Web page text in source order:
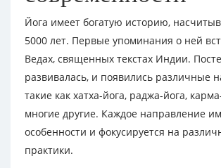
Йога имеет богатую историю,
5000 лет. Первые упоминания о ней
Ведах, священных текстах Индии.
развивалась, и появились различные
такие как хатха-йога, раджа-йога,
многие другие. Каждое направление
особенности и фокусируется на
практики.